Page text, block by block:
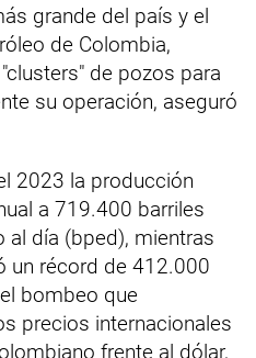
grande del país y el
de Colombia,
de pozos para
su operación, aseguró
2023 la producción
a 719.400 barriles
al día (bped), mientras
un récord de 412.000
bombeo que
precios internacionales
frente al dólar,